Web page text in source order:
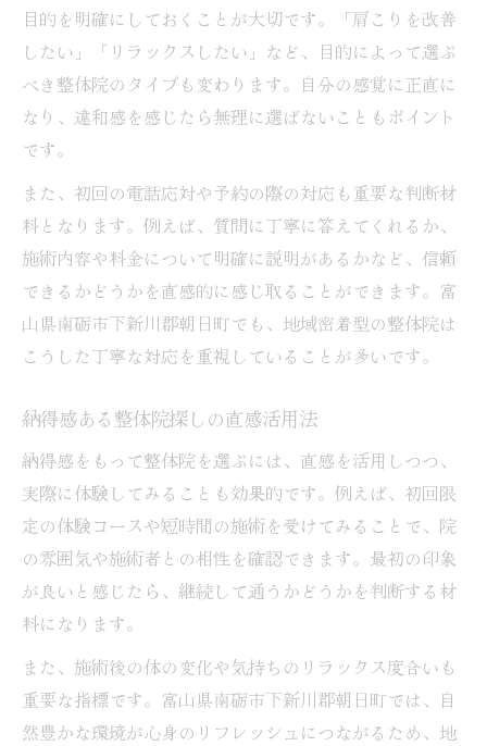
目的を明確にしておくことが大切です。「肩こりを改善
したい」「リラックスしたい」など、目的によって選ぶ
べき整体院のタイプも変わります。自分の感覚に正直に
なり、違和感を感じたら無理に選ばないこともポイント
です。
また、初回の電話応対や予約の際の対応も重要な判断材
料となります。例えば、質問に丁寧に答えてくれるか、
施術内容や料金について明確に説明があるかなど、信頼
できるかどうかを直感的に感じ取ることができます。富
山県南砺市下新川郡朝日町でも、地域密着型の整体院は
こうした丁寧な対応を重視していることが多いです。
納得感ある整体院探しの直感活用法
納得感をもって整体院を選ぶには、直感を活用しつつ、
実際に体験してみることも効果的です。例えば、初回限
定の体験コースや短時間の施術を受けてみることで、院
の雰囲気や施術者との相性を確認できます。最初の印象
が良いと感じたら、継続して通うかどうかを判断する材
料になります。
また、施術後の体の変化や気持ちのリラックス度合いも
重要な指標です。富山県南砺市下新川郡朝日町では、自
然豊かな環境が心身のリフレッシュにつながるため、地